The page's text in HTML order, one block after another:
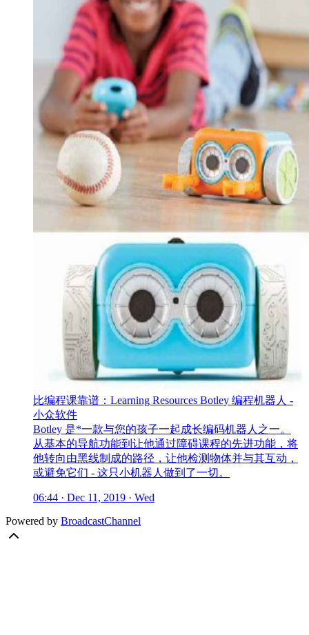
比编程课靠谱：Learning Resources Botley 编程机器人 -
小众软件
Botley 是*一款与您的孩子一起成长编码机器人之一。
从基本的导航功能到让他通过障碍课程的先进功能，将
他转向由黑线制成的路径，让他检测物体并与其互动，
或避免它们 - 这只小机器人做到了一切。
06:44 · Dec 11, 2019 · Wed
Powered by BroadcastChannel